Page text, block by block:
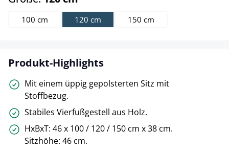
100 cm 120 cm 150 cm
Produkt-Highlights
Mit einem üppig gepolsterten Sitz mit
Stoffbezug.
Stabiles Vierfußgestell aus Holz.
HxBxT: 46 x 100 / 120 / 150 cm x 38 cm.
Sitzhöhe: 46 cm.